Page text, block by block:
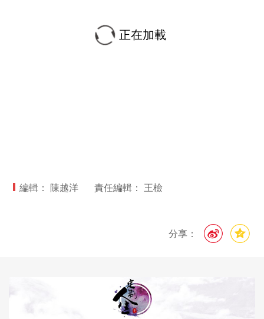
正在加載
編輯： 陳越洋 責任編輯： 王檢
分享：